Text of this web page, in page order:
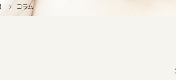
コラム